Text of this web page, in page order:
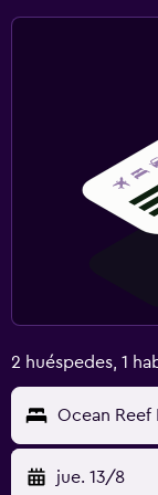
2 huéspedes, 1
Ocean Reef
jue. 13/8